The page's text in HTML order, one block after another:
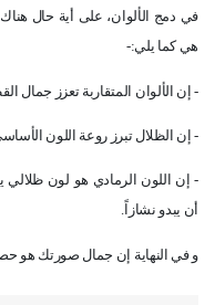
في دمج الألوان، على أية حال
هي كما يلي:-
- إن الألوان المتقاربة تعزز جمال
- إن الظلال تبرز روعة اللون
- إن اللون الرمادي هو لون
أن يبدو نشازاً.
و في النهاية إن جمال صورتك هو